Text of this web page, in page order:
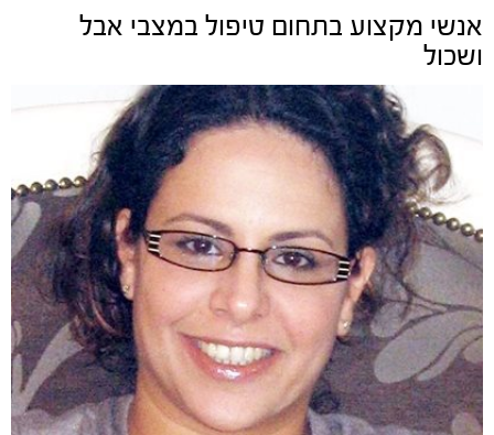
אנשי מקצוע בתחום טיפול במצבי אבל
ושכול